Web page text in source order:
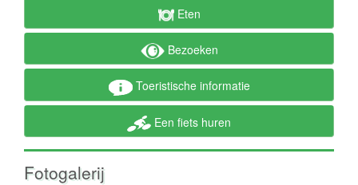
Eten
Bezoeken
Toeristische informatie
Een fiets huren
Fotogalerij